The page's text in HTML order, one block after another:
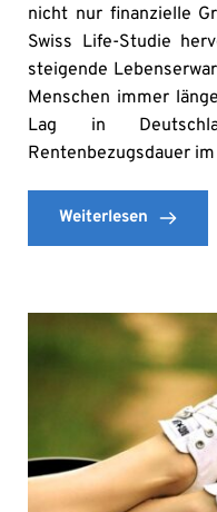
nicht nur finanzielle
Swiss Life-Studie
steigende
Menschen immer
Lag in
Rentenbezugsdauer
Weiterlesen